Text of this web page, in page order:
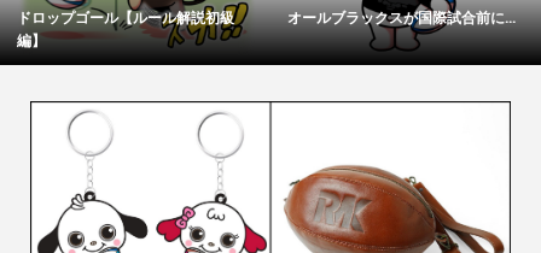
試合前に... ラグビーワールドカップ2019日本... スクラムハーフ（SH